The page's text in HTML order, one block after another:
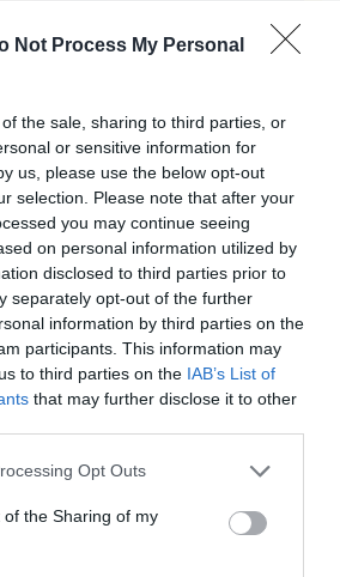
Not Process My Personal
the sale, sharing to third parties, or
or sensitive information for
us, please use the below opt-out
selection. Please note that after your
you may continue seeing
on personal information utilized by
disclosed to third parties prior to
separately opt-out of the further
information by third parties on the
participants. This information may
to third parties on the IAB’s List of
that may further disclose it to other
app uses one or more Google
or usage behaviour. You may click to
to Google and its third-party tags to
specified purposes in below Google
Opt Outs
the Sharing of my
μετά από χτύπημα με
Zircon: Σοκαρισμένος
τη στιγμή (βίντεο)